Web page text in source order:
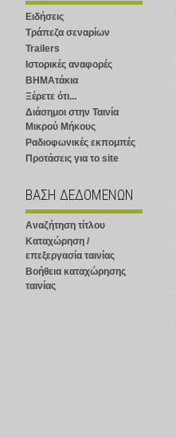
Ειδήσεις
Τράπεζα σεναρίων
Trailers
Ιστορικές αναφορές
ΒΗΜΑτάκια
Ξέρετε ότι...
Διάσημοι στην Ταινία
Μικρού Μήκους
Ραδιοφωνικές εκπομπές
Προτάσεις για το site
ΒΑΣΗ ΔΕΔΟΜΕΝΩΝ
Αναζήτηση τίτλου
Καταχώρηση /
επεξεργασία ταινίας
Βοήθεια καταχώρησης
ταινίας